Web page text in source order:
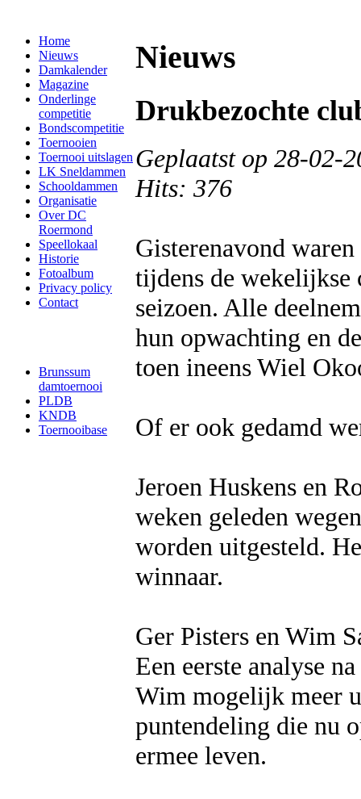
Home
Nieuws
Damkalender
Magazine
Onderlinge
competitie
Bondscompetitie
Toernooien
Toernooi uitslagen
LK Sneldammen
Schooldammen
Organisatie
Over DC
Roermond
Speellokaal
Historie
Fotoalbum
Privacy policy
Contact
Brunssum
damtoernooi
PLDB
KNDB
Toernooibase
Nieuws
Drukbezochte
Geplaatst op 28-02-
Hits: 376
Gisterenavond
tijdens de wekelijkse
seizoen. Alle
hun opwachting en
toen ineens Wiel
Of er ook gedamd
Jeroen Huskens en
weken geleden
worden uitgesteld.
winnaar.
Ger Pisters en Wim
Een eerste analyse
Wim mogelijk meer
puntendeling die nu
ermee leven.